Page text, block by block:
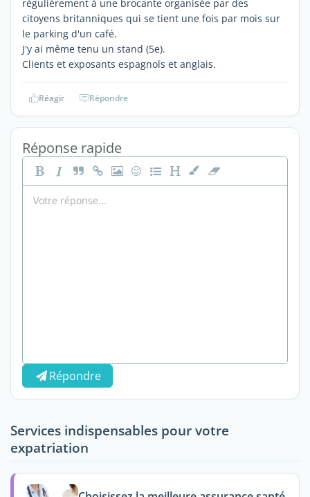
régulièrement à une brocante organisée par des
citoyens britanniques qui se tient une fois par mois sur
le parking d'un café.
J'y ai même tenu un stand (5e).
Clients et exposants espagnols et anglais.
Réagir Répondre
Réponse rapide
Répondre
Services indispensables pour votre
expatriation